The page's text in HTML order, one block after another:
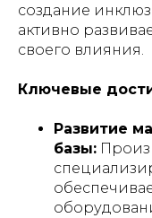
создание
активно
своего влияния.
Ключевые
Развитие
базы: